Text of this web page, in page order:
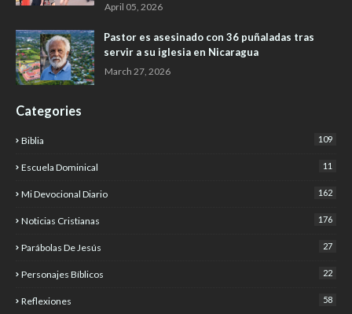
April 05, 2026
Pastor es asesinado con 36 puñaladas tras
servir a su iglesia en Nicaragua
March 27, 2026
Categories
Biblia 109
Escuela Dominical 11
Mi Devocional Diario 162
Noticias Cristianas 176
Parábolas De Jesús 27
Personajes Bíblicos 22
Reflexiones 58